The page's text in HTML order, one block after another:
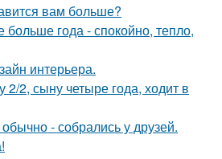
вам больше?
года - спокойно, тепло,
интерьера.
2/2, сыну четыре года, ходит в
- собрались у друзей.